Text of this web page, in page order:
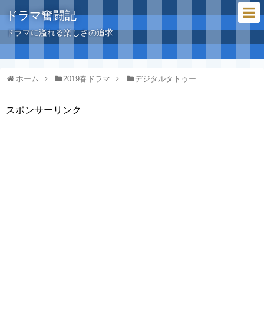
ドラマ奮闘記
ドラマに溢れる楽しさの追求
ホーム 2019春ドラマ デジタルタトゥー
スポンサーリンク